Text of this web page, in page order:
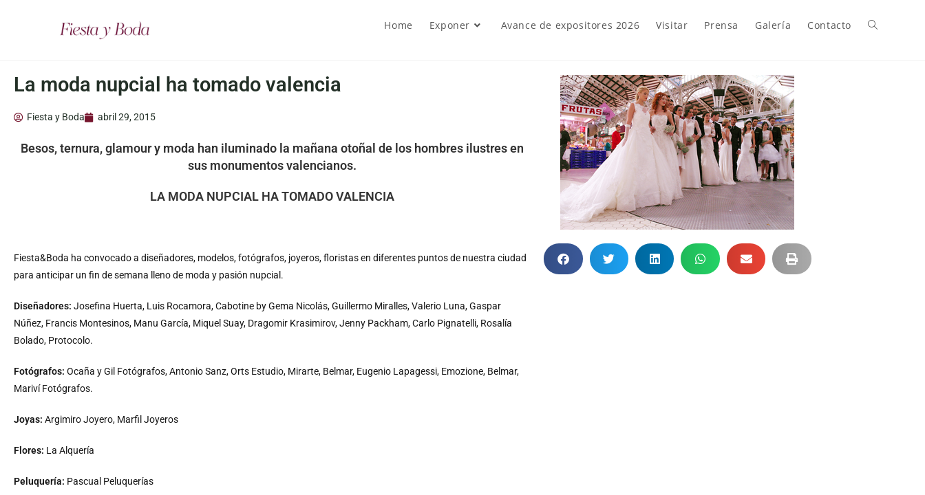
Home Exponer Avance de expositores 2026 Visitar Prensa Galería Contacto
La moda nupcial ha tomado valencia
Fiesta y Boda abril 29, 2015
Besos, ternura, glamour y moda han iluminado la mañana otoñal de los hombres ilustres en
sus monumentos valencianos.
LA MODA NUPCIAL HA TOMADO VALENCIA
Fiesta&Boda ha convocado a diseñadores, modelos, fotógrafos, joyeros, floristas en diferentes puntos de nuestra ciudad
para anticipar un fin de semana lleno de moda y pasión nupcial.
Diseñadores: Josefina Huerta, Luis Rocamora, Cabotine by Gema Nicolás, Guillermo Miralles, Valerio Luna, Gaspar
Núñez, Francis Montesinos, Manu García, Miquel Suay, Dragomir Krasimirov, Jenny Packham, Carlo Pignatelli, Rosalía
Bolado, Protocolo.
Fotógrafos: Ocaña y Gil Fotógrafos, Antonio Sanz, Orts Estudio, Mirarte, Belmar, Eugenio Lapagessi, Emozione, Belmar,
Mariví Fotógrafos.
Joyas: Argimiro Joyero, Marfil Joyeros
Flores: La Alquería
Peluquería: Pascual Peluquerías